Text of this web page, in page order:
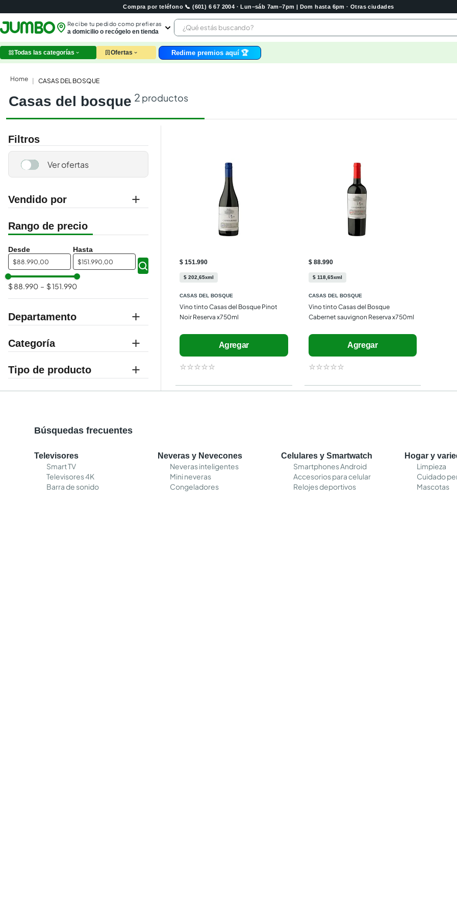
Compra por teléfono 📞 (601) 6 67 2004 · Lun–sáb 7am–7pm | Dom hasta 6pm · Otras ciudades
Recibe tu pedido como prefieras
a domicilio o recógelo en tienda
¿Qué estás buscando?
Todas las categorías Ofertas Redime premios aquí 🏆
CASAS DEL BOSQUE
casas del bosque 2 productos
Filtros
Departamento
supermercado
Categoría
vinos y licores
vino
Vendido por
jumbo
$ $
$ 88.990 – $ 151.990
$ 151.990
$ 202 65xml
CASAS DEL BOSQUE
Vino tinto Casas del Bosque Pinot
Noir Reserva x750ml
Agregar
☆☆☆☆☆
$ 88.990
$ 118, 65xml
CASAS DEL BOSQUE
Vino tinto Casas del Bosque
Cabernet sauvignon Reserva x750ml
Agregar
☆☆☆☆☆
Búsquedas frecuentes
Televisores
Smart TV
Televisores 4K
Barra de sonido
Neveras y Nevecones
Neveras inteligentes
Mini neveras
Congeladores
Celulares y Smartwatch
Smartphones Android
Accesorios para celular
Relojes deportivos
Hogar y
Limpieza
Cuidado
Mascotas
leche
cafe